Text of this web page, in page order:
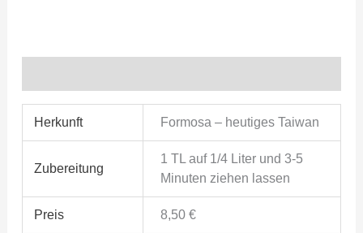
Herkunft Formosa – heutiges Taiwan
Zubereitung
1 TL auf 1/4 Liter und 3-5
Minuten ziehen lassen
Preis 8,50 €